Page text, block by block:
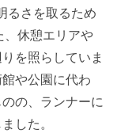
るさを取るため
休憩エリアや
を照らしていま
や公園に代わ
の、ランナーに
した。